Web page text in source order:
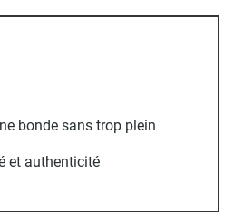
bonde sans trop plein
et authenticité